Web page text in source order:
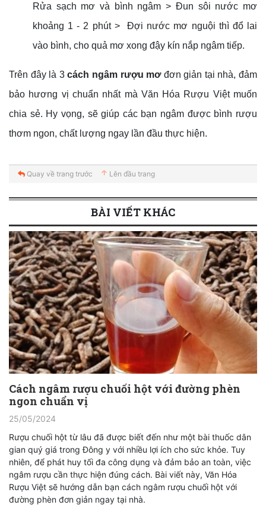
Rửa sạch mơ và bình ngâm > Đun sôi nước mơ
khoảng 1 - 2 phút > Đợi nước mơ nguội thì đổ lai
vào bình, cho quả mơ xong đậy kín nắp ngâm tiếp.
Trên đây là 3cách ngâm rượu mơđơn giản tại nhà, đảm
bảo hương vị chuẩn nhất mà Văn Hóa Rượu Việt muốn
chia sẻ. Hy vọng, sẽ giúp các bạn ngâm được bình rượu
thơm ngon, chất lượng ngay lần đầu thực hiện.
Quay về trang trước Lên đầu trang
BÀI VIẾT KHÁC
Cách ngâm rượu chuối hột với đường phèn
ngon chuẩn vị
25/05/2024
Rượu chuối hột từ lâu đã được biết đến như một bài thuốc dân
gian quý giá trong Đông y với nhiều lợi ích cho sức khỏe. Tuy
nhiên, để phát huy tối đa công dụng và đảm bảo an toàn, việc
ngâm rượu cần thực hiện đúng cách. Bài viết này, Văn Hóa
Rượu Việt sẽ hướng dẫn bạn cách ngâm rượu chuối hột với
đường phèn đơn giản ngay tại nhà.